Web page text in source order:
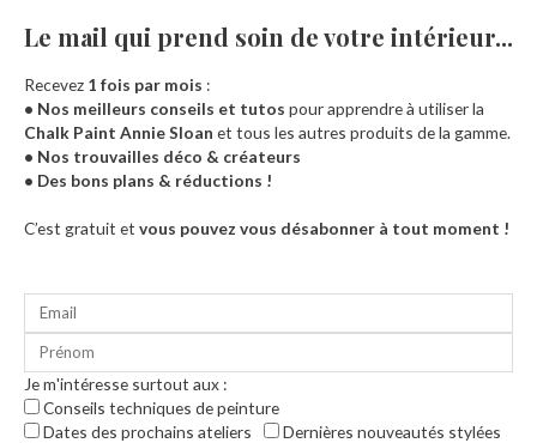
Accueil
Le mail qui prend soin de votre intérieur...​
Recevez 1 fois par mois :
• Nos meilleurs conseils et tutos pour apprendre à utiliser la
Chalk Paint Annie Sloan et tous les autres produits de la gamme.
• Nos trouvailles déco & créateurs
• Des bons plans & réductions !
C’est gratuit et vous pouvez vous désabonner à tout moment !
Je m'intéresse surtout aux :
Conseils techniques de peinture
Dates des prochains ateliers
Dernières nouveautés stylées